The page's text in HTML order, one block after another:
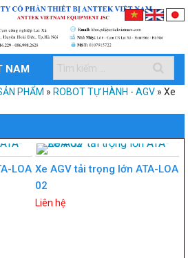
NAM
PHẨM » ROBOT TỰ HÀNH - AGV » Xe
LOA Xe AGV tải trọng lớn ATA-LOA
02
Liên hệ